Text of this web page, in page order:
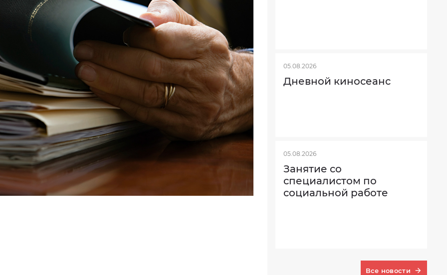
05.08.2026
Дневной киносеанс
05.08.2026
Занятие со
специалистом по
социальной работе
Все новости